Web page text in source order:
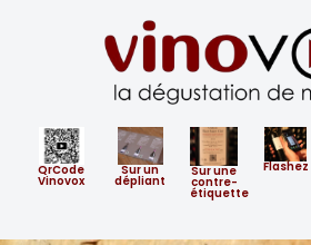
QrCode
Vinovox
Sur un
dépliant
​Sur ​une
contre-
étiquette
Flashez